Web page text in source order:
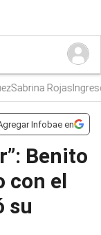
RojasIngresos
Infobae en
Benito
con el
su